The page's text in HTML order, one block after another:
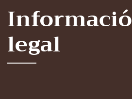
legal